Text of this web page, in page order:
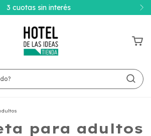
3 cuotas sin interés
para adultos